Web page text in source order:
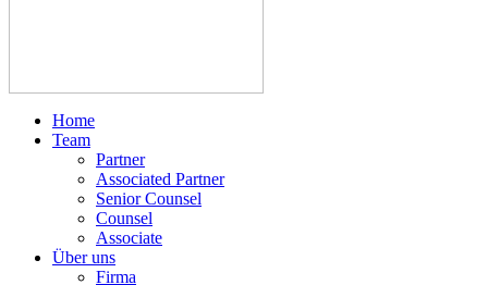
Home
Team
Partner
Associated Partner
Senior Counsel
Counsel
Associate
Über uns
Firma